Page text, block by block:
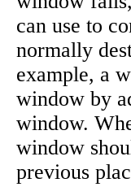
can use to
normally
example, a
window by
window.
window
previous